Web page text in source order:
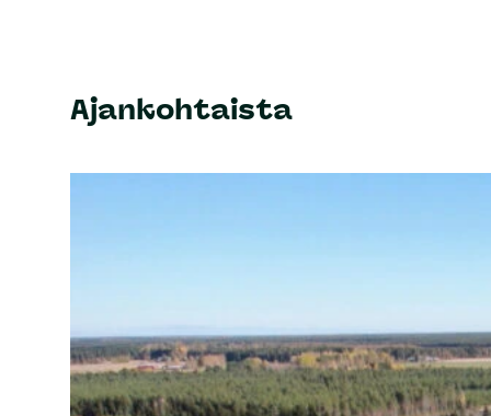
Ajankohtaista